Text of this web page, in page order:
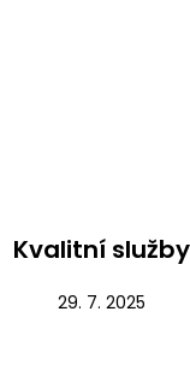
Kvalitní služby
29. 7. 2025